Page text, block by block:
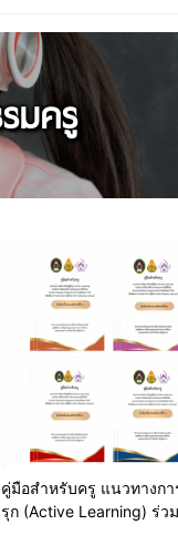
มครู
คู่มือสำหรับครู แนวทางกา
รุก (Active Learning) ร่ว